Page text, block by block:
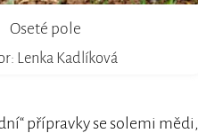
Oseté pole
Lenka Kadlíková
přípravky se solemi mědi,